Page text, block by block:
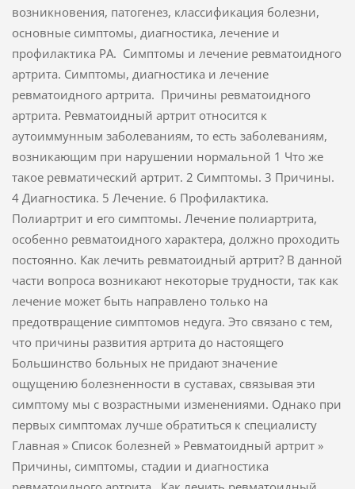
возникновения, патогенез, классификация болезни,
основные симптомы, диагностика, лечение и
профилактика РА. Симптомы и лечение ревматоидного
артрита. Симптомы, диагностика и лечение
ревматоидного артрита. Причины ревматоидного
артрита. Ревматоидный артрит относится к
аутоиммунным заболеваниям, то есть заболеваниям,
возникающим при нарушении нормальной 1 Что же
такое ревматический артрит. 2 Симптомы. 3 Причины.
4 Диагностика. 5 Лечение. 6 Профилактика.
Полиартрит и его симптомы. Лечение полиартрита,
особенно ревматоидного характера, должно проходить
постоянно. Как лечить ревматоидный артрит? В данной
части вопроса возникают некоторые трудности, так как
лечение может быть направлено только на
предотвращение симптомов недуга. Это связано с тем,
что причины развития артрита до настоящего
Большинство больных не придают значение
ощущению болезненности в суставах, связывая эти
симптому мы с возрастными изменениями. Однако при
первых симптомах лучше обратиться к специалисту
Главная » Список болезней » Ревматоидный артрит »
Причины, симптомы, стадии и диагностика